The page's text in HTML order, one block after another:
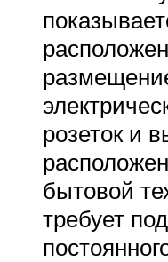
розеток и
бытовой
требует